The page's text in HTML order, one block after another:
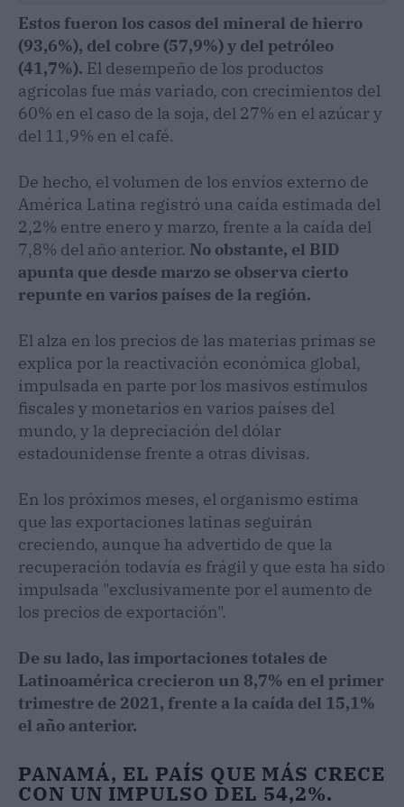
Estos fueron los casos del mineral de hierro
(93,6%), del cobre (57,9%) y del petróleo
(41,7%). El desempeño de los productos
agrícolas fue más variado, con crecimientos del
60% en el caso de la soja, del 27% en el azúcar y
del 11,9% en el café.
De hecho, el volumen de los envíos externo de
América Latina registró una caída estimada del
2,2% entre enero y marzo, frente a la caída del
7,8% del año anterior. No obstante, el BID
apunta que desde marzo se observa cierto
repunte en varios países de la región.
El alza en los precios de las materias primas se
explica por la reactivación económica global,
impulsada en parte por los masivos estímulos
fiscales y monetarios en varios países del
mundo, y la depreciación del dólar
estadounidense frente a otras divisas.
En los próximos meses, el organismo estima
que las exportaciones latinas seguirán
creciendo, aunque ha advertido de que la
recuperación todavía es frágil y que esta ha sido
impulsada "exclusivamente por el aumento de
los precios de exportación".
De su lado, las importaciones totales de
Latinoamérica crecieron un 8,7% en el primer
trimestre de 2021, frente a la caída del 15,1%
el año anterior.
PANAMÁ, EL PAÍS QUE MÁS CRECE
CON UN IMPULSO DEL 54,2%.